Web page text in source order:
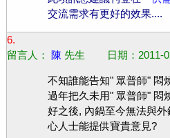
交流需求有更好的效果....
6.
留言人：
陳 先生 日期：2011-
不知誰能告知" 眾普師" 悶
過年把久未用" 眾普師" 悶
好之後, 內鍋至今無法與
心人士能提供寶貴意見?